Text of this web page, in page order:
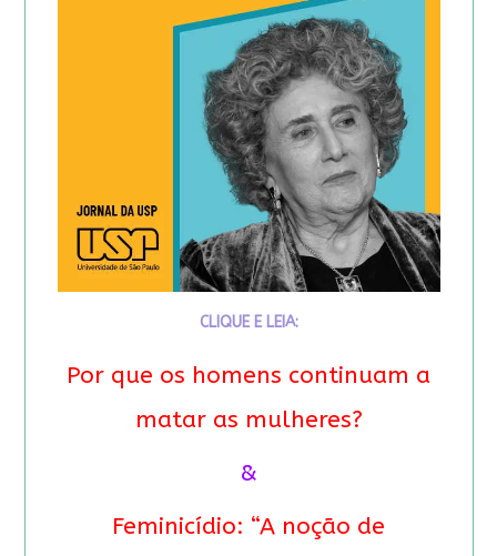
CLIQUE E LEIA:
Por que os homens continuam a
matar as mulheres?
&
Feminicídio: “A noção de